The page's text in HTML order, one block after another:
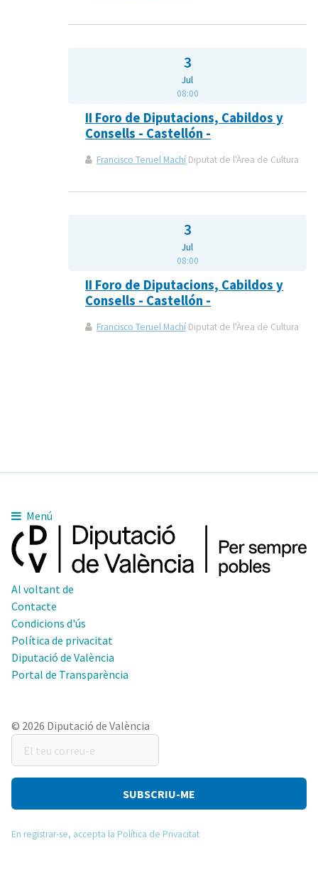
3
Jul
08:00
II Foro de Diputacions, Cabildos y
Consells - Castellón -
Francisco Teruel Machí Diputat de l'Àrea de Cultura
3
Jul
08:00
II Foro de Diputacions, Cabildos y
Consells - Castellón -
Francisco Teruel Machí Diputat de l'Àrea de Cultura
Menú
Al voltant de
Contacte
Condicions d'ús
Política de privacitat
Diputació de València
Portal de Transparència
© 2026 Diputació de València
teu
correu-
En registrar-se, accepta la Política de Privacitat